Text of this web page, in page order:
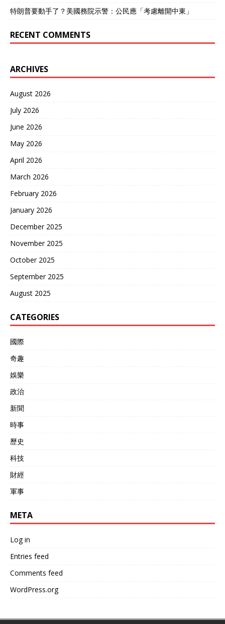
特朗普要動手了？美國務院示警：公民應「考慮離開中東」
RECENT COMMENTS
ARCHIVES
August 2026
July 2026
June 2026
May 2026
April 2026
March 2026
February 2026
January 2026
December 2025
November 2025
October 2025
September 2025
August 2025
CATEGORIES
國際
奇趣
娛樂
政治
新聞
時事
歷史
科技
財經
軍事
META
Log in
Entries feed
Comments feed
WordPress.org